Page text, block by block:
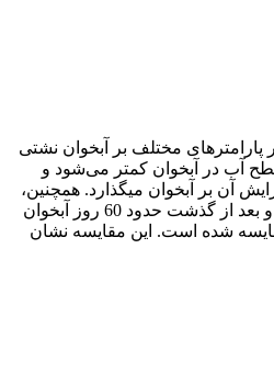
مختلف بر آبخوان نشتی
آب در آبخوان کمتر می‌شود و
آن بر آبخوان می‏گذارد. همچنین،
با افزایش تغذیۀ سطحی، هد هیدرولیکی سطح جریان افزایش می‏یابد و با گذشت زمان این تغییرات مشهود‏تر است. تغییرات دبی خروجی بیشتر از تغییرات دبی ورودی است و بعد از گذشت حدود 60 روز آبخوان
شده است. این مقایسه نشان